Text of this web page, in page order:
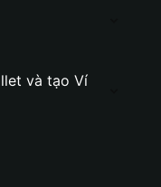
và tạo Ví